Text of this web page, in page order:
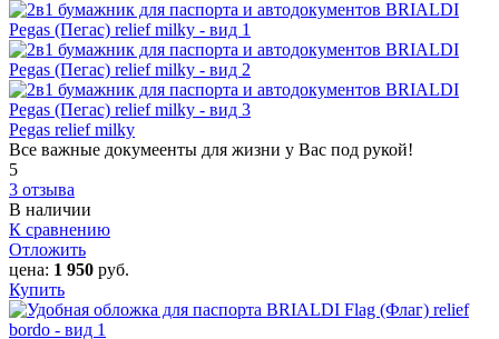
Pegas relief milky
Все важные докумеенты для жизни у Вас под рукой!
5
3 отзыва
В наличии
К сравнению
Отложить
цена: 1 950 руб.
Купить